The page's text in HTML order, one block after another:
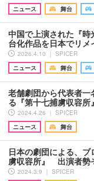
ニュース
舞台
中国で上演された『
台化作品を日本でリ
2026.4.10 ｜ SPICER
ニュース
舞台
老舗劇団から代表者一
る『第十七捕虜収容
2024.4.26 ｜ SPICER
ニュース
舞台
日本の劇団による、
虜収容所』 出演者勢
2024.3.9 ｜ SPICER